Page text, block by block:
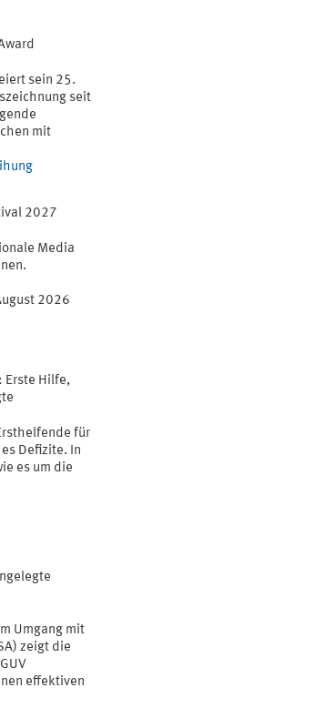
sein 25.
seit
mit
2027
Media
2026
Erste Hilfe,
für
Defizite. In
es um die
Umgang mit
zeigt die
effektiven